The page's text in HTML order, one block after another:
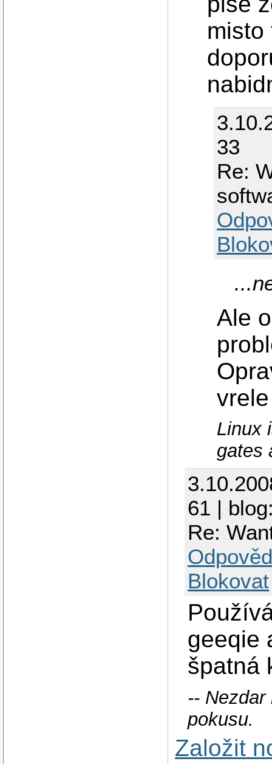
misto
33
Re:
Ale
Linux
gates
61 |
Re:
Blokovat
geeqie
špatná
--
pokusu.
Založit